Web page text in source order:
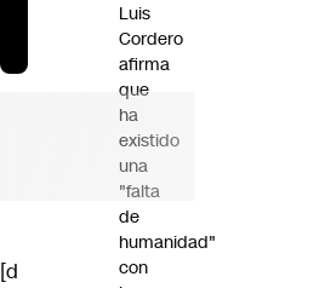
[d
Luis
Cordero
afirma
que
ha
existido
una
"falta
de
humanidad"
con